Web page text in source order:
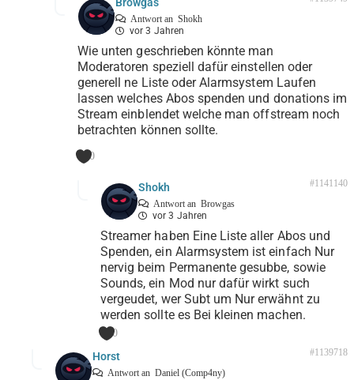
Antwort an Shokh
vor 3 Jahren
Wie unten geschrieben könnte man
Moderatoren speziell dafür einstellen oder
generell ne Liste oder Alarmsystem Laufen
lassen welches Abos spenden und donations im
Stream einblendet welche man offstream noch
betrachten können sollte.
0
Shokh
Antwort an Browgas
vor 3 Jahren
#1141140
Streamer haben Eine Liste aller Abos und
Spenden, ein Alarmsystem ist einfach Nur
nervig beim Permanente gesubbe, sowie
Sounds, ein Mod nur dafür wirkt such
vergeudet, wer Subt um Nur erwähnt zu
werden sollte es Bei kleinen machen.
0
Horst
Antwort an Daniel (Comp4ny)
#1139718